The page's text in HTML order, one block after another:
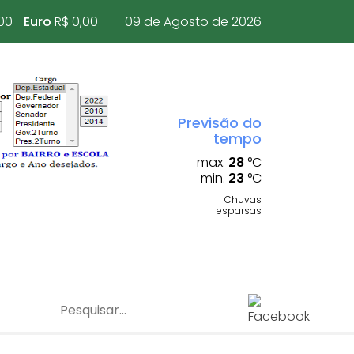
Euro R$ 0,00 09 de Agosto de 2026
Previsão do
tempo
max. 28 °C
min. 23 °C
Chuvas
esparsas